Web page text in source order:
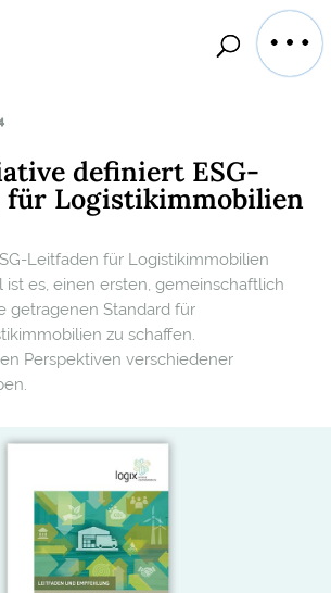
definiert ESG-
für Logistikimmobilien
Leitfaden für Logistikimmobilien
es, einen ersten, gemeinschaftlich
getragenen Standard für
zu schaffen.
Perspektiven verschiedener